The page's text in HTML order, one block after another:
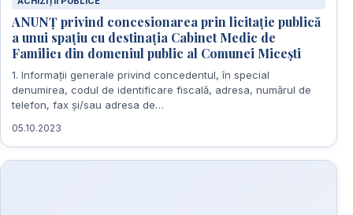
ANUNȚ privind concesionarea prin licitație publică
a unui spațiu cu destinația Cabinet Medic de
Familie1 din domeniul public al Comunei Micești
1. Informații generale privind concedentul, în special
denumirea, codul de identificare fiscală, adresa, numărul de
telefon, fax şi/sau adresa de…
05.10.2023